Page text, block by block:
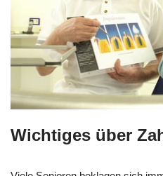
Wichtiges über